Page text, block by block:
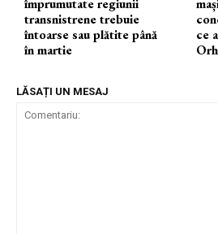
transnistrene trebuie
întoarse sau plătite până
în martie
ce
LĂSAȚI UN MESAJ